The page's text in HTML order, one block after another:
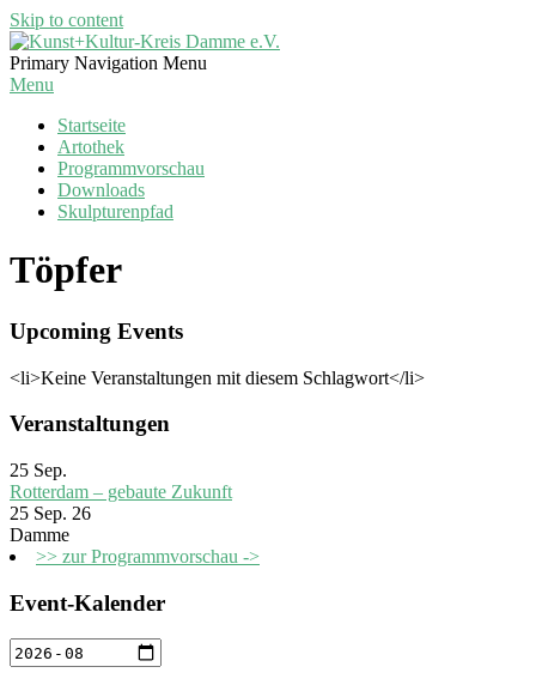
Skip to content
Kunst+Kultur-
Kreis
Primary Navigation Menu
Menu
Startseite
Artothek
Programmvorschau
Downloads
Skulpturenpfad
Töpfer
Upcoming Events
<li>Keine Veranstaltungen mit diesem Schlagwort</li>
Veranstaltungen
25 Sep.
Rotterdam – gebaute Zukunft
25 Sep. 26
Damme
>> zur Programmvorschau ->
Event-Kalender